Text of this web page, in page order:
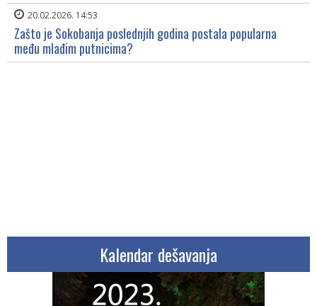
20.02.2026. 14:53
Zašto je Sokobanja poslednjih godina postala popularna
među mlađim putnicima?
Kalendar dešavanja